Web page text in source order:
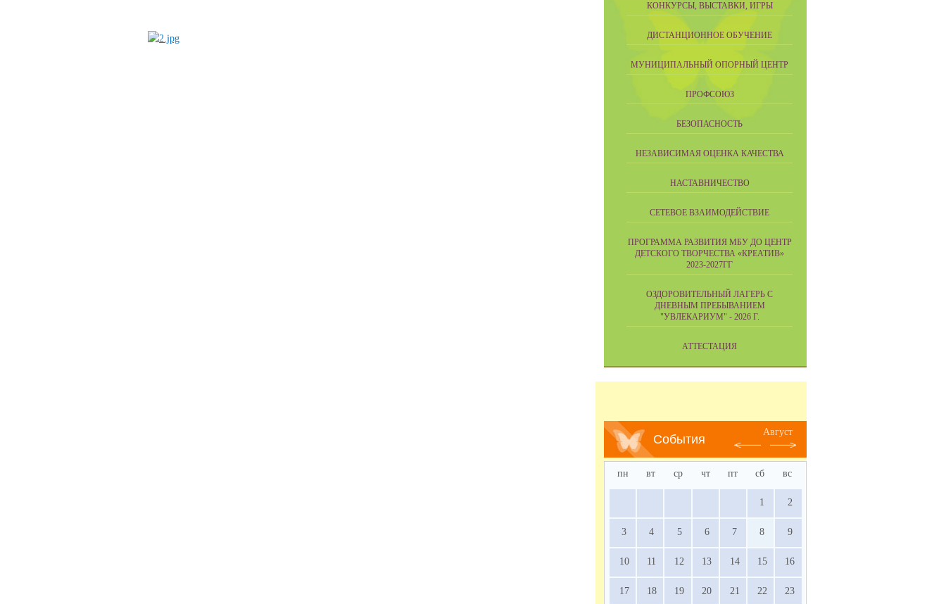
КОНКУРСЫ, ВЫСТАВКИ, ИГРЫ
ДИСТАНЦИОННОЕ ОБУЧЕНИЕ
МУНИЦИПАЛЬНЫЙ ОПОРНЫЙ ЦЕНТР
ПРОФСОЮЗ
БЕЗОПАСНОСТЬ
НЕЗАВИСИМАЯ ОЦЕНКА КАЧЕСТВА
НАСТАВНИЧЕСТВО
СЕТЕВОЕ ВЗАИМОДЕЙСТВИЕ
ПРОГРАММА РАЗВИТИЯ МБУ ДО ЦЕНТР
ДЕТСКОГО ТВОРЧЕСТВА «КРЕАТИВ»
2023-2027ГГ
ОЗДОРОВИТЕЛЬНЫЙ ЛАГЕРЬ С
ДНЕВНЫМ ПРЕБЫВАНИЕМ
"УВЛЕКАРИУМ" - 2026 Г.
АТТЕСТАЦИЯ
События
Август
пн вт ср чт пт сб вс
1 2
3 4 5 6 7 8 9
10 11 12 13 14 15 16
17 18 19 20 21 22 23